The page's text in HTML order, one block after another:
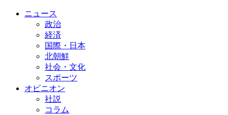
ニュース
政治
経済
国際・日本
北朝鮮
社会・文化
スポーツ
オピニオン
社説
コラム